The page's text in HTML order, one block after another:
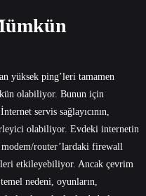
yüksek ping’leri tamamen
olabiliyor. Bunun için
servis sağlayıcının,
olabiliyor. Evdeki internetin
router’lardaki firewall
etkileyebiliyor. Ancak çevrim
nedeni, oyunların,